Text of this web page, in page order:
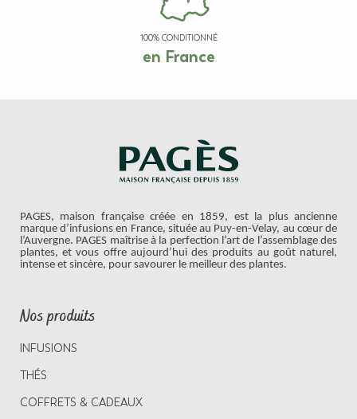
100% CONDITIONNÉ
en France
PAGES, maison française créée en 1859, est la plus ancienne
marque d’infusions en France, située au Puy-en-Velay, au cœur de
l’Auvergne. PAGES maîtrise à la perfection l’art de l’assemblage des
plantes, et vous offre aujourd’hui des produits au goût naturel,
intense et sincère, pour savourer le meilleur des plantes.
Nos produits
INFUSIONS
THÉS
COFFRETS & CADEAUX